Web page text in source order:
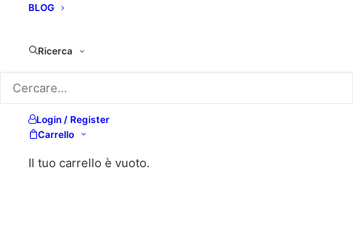
BLOG
Ricerca
Login / Register
Carrello
Il tuo carrello è vuoto.